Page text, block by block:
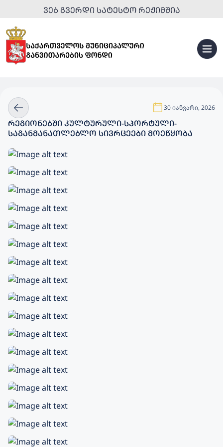
ᲕᲔᲑ ᲒᲕᲔᲠᲓᲘ ᲡᲐᲢᲔᲡᲢᲝ ᲠᲔᲟᲘᲛᲨᲘᲐ
30 იანვარი, 2026
ᲠᲔᲒᲘᲝᲜᲔᲑᲨᲘ ᲙᲣᲚᲢᲣᲠᲣᲚᲘ-ᲡᲞᲝᲠᲢᲣᲚᲘ-
ᲡᲐᲒᲐᲜᲛᲐᲜᲐᲗᲚᲔᲑᲚᲝ ᲡᲘᲕᲠᲪᲔᲔᲑᲘ ᲛᲝᲔᲬᲧᲝᲑᲐ